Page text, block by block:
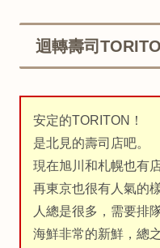
迴轉壽司
安定的TORITON！
是北見的壽司店吧。
現在旭川和札幌也有店
再東京也很有人氣的樣
人總是很多，需要排隊
海鮮非常的新鮮，總